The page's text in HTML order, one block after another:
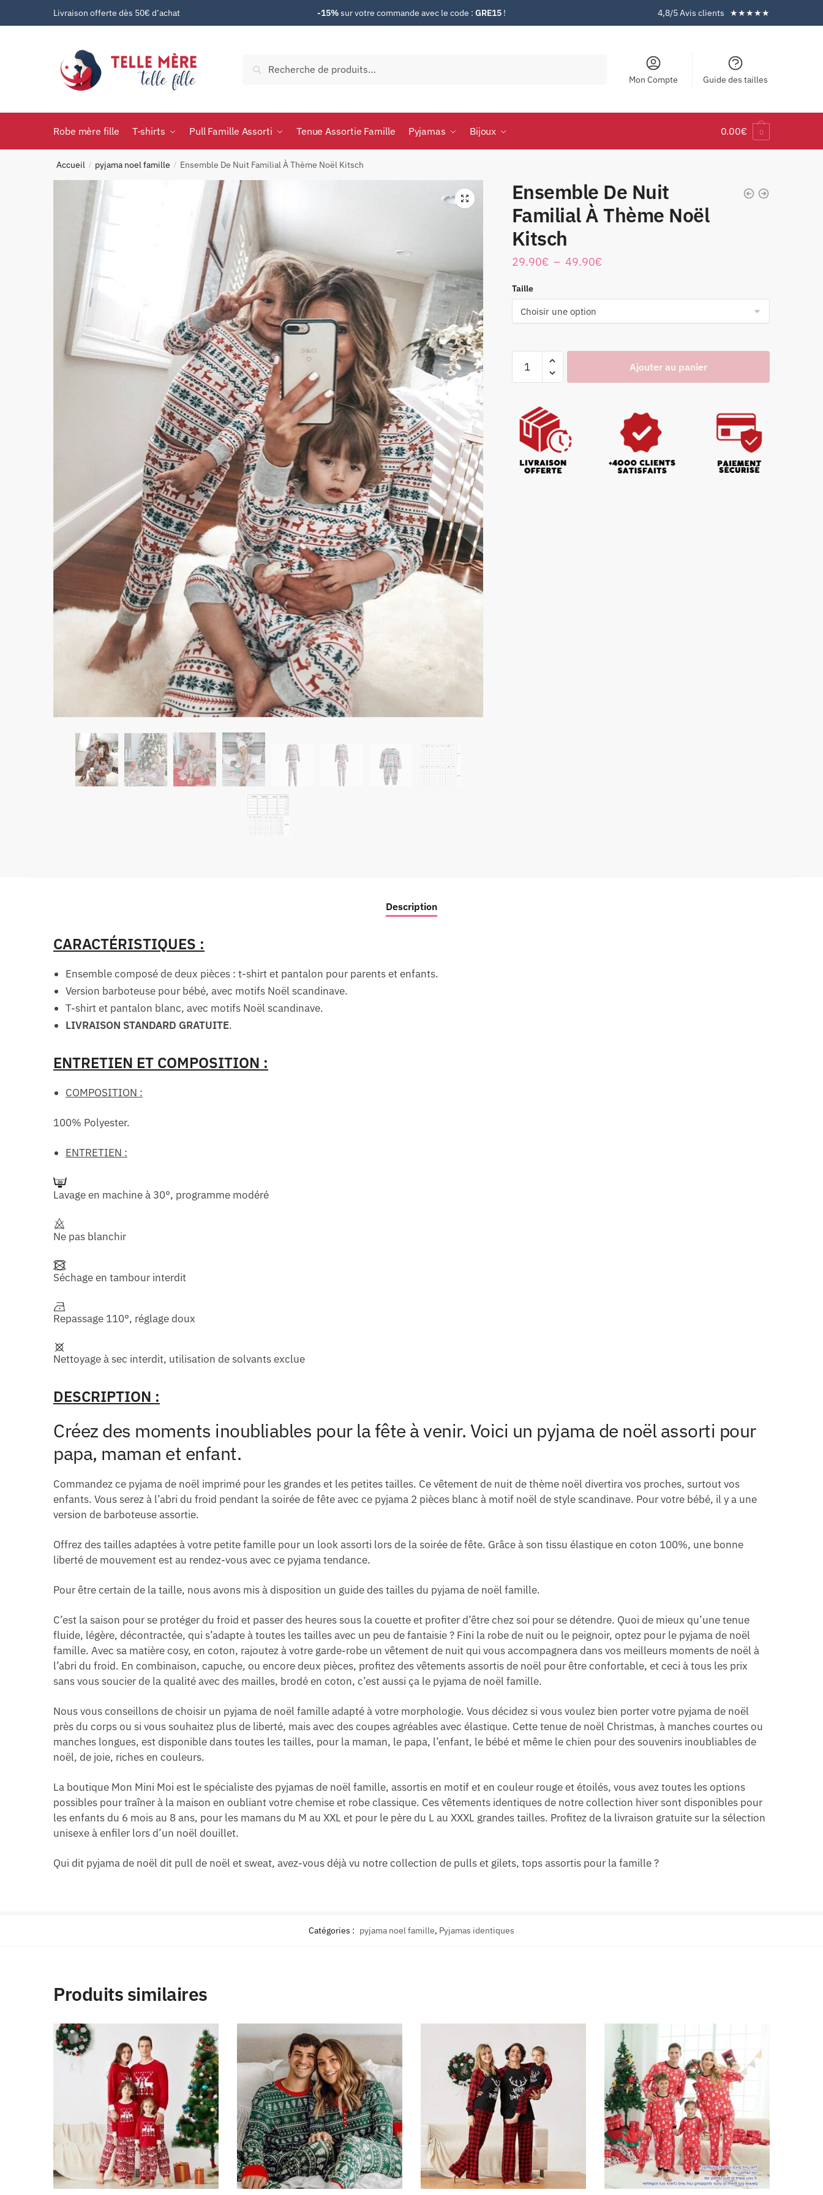
Livraison offerte dès 50€ d’achat -15%sur votre commande avec le code : GRE15 ! 4,8/5 Avis clients ★★★★★
Recherche
Mon Compte Guide des tailles
Robe mère fille T-shirts Pull Famille Assorti Tenue Assortie Famille Pyjamas Bijoux 0.00€ 0
Accueil / pyjama noel famille / Ensemble De Nuit Familial À Thème Noël Kitsch
Ensemble De Nuit
Familial À Thème Noël
Kitsch
29.90€ – 49.90€
Taille
Ajouter au panier
Description
CARACTÉRISTIQUES :
Ensemble composé de deux pièces : t-shirt et pantalon pour parents et enfants.
Version barboteuse pour bébé, avec motifs Noël scandinave.
T-shirt et pantalon blanc, avec motifs Noël scandinave.
LIVRAISON STANDARD GRATUITE.
ENTRETIEN ET COMPOSITION :
COMPOSITION :
100% Polyester.
ENTRETIEN :
Lavage en machine à 30°, programme modéré
Ne pas blanchir
Séchage en tambour interdit
Repassage 110°, réglage doux
Nettoyage à sec interdit, utilisation de solvants exclue
DESCRIPTION :
Créez des moments inoubliables pour la fête à venir. Voici un pyjama de noël assorti pour
papa, maman et enfant.
Commandez ce pyjama de noël imprimé pour les grandes et les petites tailles. Ce vêtement de nuit de thème noël divertira vos proches, surtout vos
enfants. Vous serez à l’abri du froid pendant la soirée de fête avec ce pyjama 2 pièces blanc à motif noël de style scandinave. Pour votre bébé, il y a une
version de barboteuse assortie.
Offrez des tailles adaptées à votre petite famille pour un look assorti lors de la soirée de fête. Grâce à son tissu élastique en coton 100%, une bonne
liberté de mouvement est au rendez-vous avec ce pyjama tendance.
Pour être certain de la taille, nous avons mis à disposition un guide des tailles du pyjama de noël famille.
C’est la saison pour se protéger du froid et passer des heures sous la couette et profiter d’être chez soi pour se détendre. Quoi de mieux qu’une tenue
fluide, légère, décontractée, qui s’adapte à toutes les tailles avec un peu de fantaisie ? Fini la robe de nuit ou le peignoir, optez pour le pyjama de noël
famille. Avec sa matière cosy, en coton, rajoutez à votre garde-robe un vêtement de nuit qui vous accompagnera dans vos meilleurs moments de noël à
l’abri du froid. En combinaison, capuche, ou encore deux pièces, profitez des vêtements assortis de noël pour être confortable, et ceci à tous les prix
sans vous soucier de la qualité avec des mailles, brodé en coton, c’est aussi ça le pyjama de noël famille.
Nous vous conseillons de choisir un pyjama de noël famille adapté à votre morphologie. Vous décidez si vous voulez bien porter votre pyjama de noël
près du corps ou si vous souhaitez plus de liberté, mais avec des coupes agréables avec élastique. Cette tenue de noël Christmas, à manches courtes ou
manches longues, est disponible dans toutes les tailles, pour la maman, le papa, l’enfant, le bébé et même le chien pour des souvenirs inoubliables de
noël, de joie, riches en couleurs.
La boutique Mon Mini Moi est le spécialiste des pyjamas de noël famille, assortis en motif et en couleur rouge et étoilés, vous avez toutes les options
possibles pour traîner à la maison en oubliant votre chemise et robe classique. Ces vêtements identiques de notre collection hiver sont disponibles pour
les enfants du 6 mois au 8 ans, pour les mamans du M au XXL et pour le père du L au XXXL grandes tailles. Profitez de la livraison gratuite sur la sélection
unisexe à enfiler lors d’un noël douillet.
Qui dit pyjama de noël dit pull de noël et sweat, avez-vous déjà vu notre collection de pulls et gilets, tops assortis pour la famille ?
Catégories : pyjama noel famille, Pyjamas identiques
Produits similaires